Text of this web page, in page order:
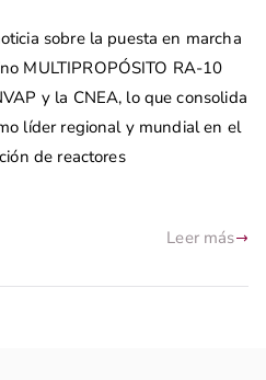
sobre la puesta en marcha
MULTIPROPÓSITO RA-10
y la CNEA, lo que consolida
líder regional y mundial en el
de reactores
Leer más